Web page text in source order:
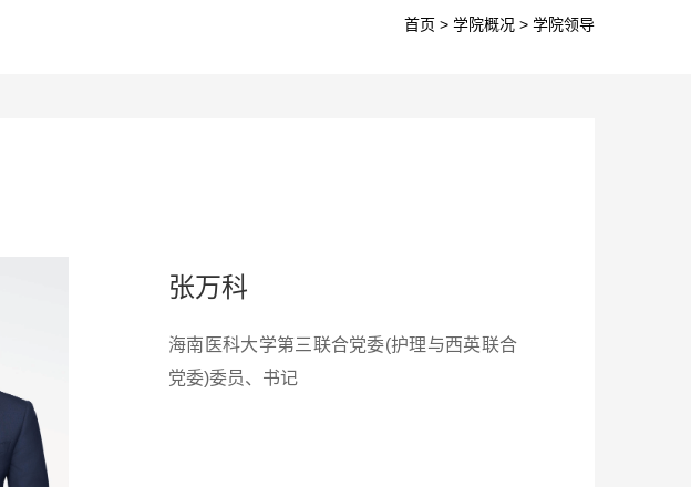
首页 > 学院概况 > 学院领导
张万科
海南医科大学第三联合党委(护理与西英联合
党委)委员、书记